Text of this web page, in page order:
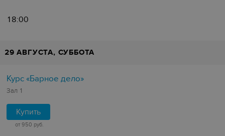
18:00
29 АВГУСТА, СУББОТА
Курс «Барное дело»
Зал 1
Купить
от 950 руб.